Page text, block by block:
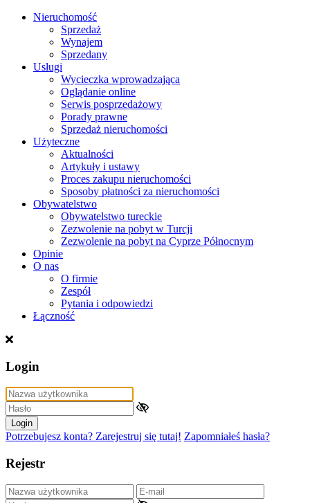
Nieruchomość
Sprzedaż
Wynajem
Sprzedany
Usługi
Wycieczka wprowadzająca
Oglądanie online
Serwis posprzedażowy
Porady prawne
Sprzedaż nieruchomości
Użyteczne
Aktualności
Artykuły i ustawy
Proces zakupu nieruchomości
Sposoby płatności za nieruchomości
Obywatelstwo
Obywatelstwo tureckie
Zezwolenie na pobyt w Turcji
Zezwolenie na pobyt na Cyprze Północnym
Opinie
O nas
O firmie
Zespół
Pytania i odpowiedzi
Łączność
Login
Login
Potrzebujesz konta? Zarejestruj się tutaj! Zapomniałeś hasła?
Rejestr